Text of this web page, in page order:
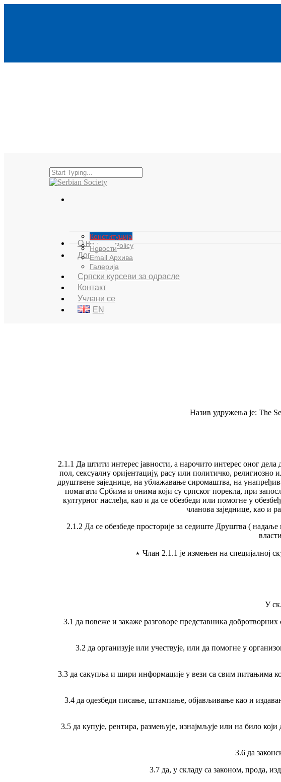
О нама
Конституција
Privacy Policy
Догађаји
Новости
Email Архива
Галерија
Српски курсеви за одрасле
Контакт
Учлани се
EN
Назив удружења је: The
2.1.1 Да штити интерес јавности, а нарочито интерес оног
пол, сексуалну оријентацију, расу или политичко,
друштвене заједнице, на ублажавање сиромаштва, на
помагати Србима и онима који су српског порекла, при
културног наслеђа, као и да се обезбеди или помогне у
чланова заједнице, као и
2.1.2 Да се обезбеде просторије за седиште Друштва (
Члан 2.1.1 је измењен на специјалној
У
3.1 да повеже и закаже разговоре представника
3.2 да организује или учествује, или да помогне у
3.3 да сакупља и шири информације у вези са свим питањима
3.4 да одезбеди писање, штампање, објављивање као и
3.5 да купује, рентира, размењује, изнајмљује или на било
3.6 да
3.7 да, у складу са законом, прода,